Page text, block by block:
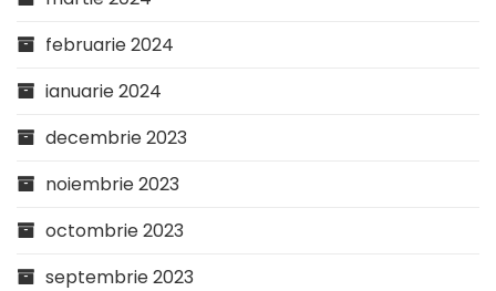
februarie 2024
ianuarie 2024
decembrie 2023
noiembrie 2023
octombrie 2023
septembrie 2023